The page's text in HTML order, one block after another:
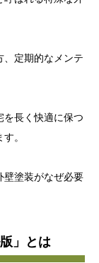
、定期的なメンテ
を長く快適に保つ
。
壁塗装がなぜ必要
」とは